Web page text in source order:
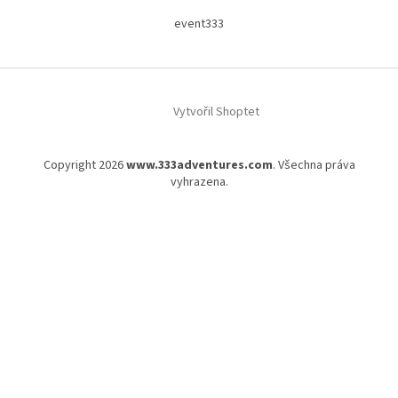
event333
Vytvořil Shoptet
Copyright 2026www.333adventures.com. Všechna práva
vyhrazena.